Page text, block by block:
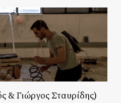
& Γιώργος Σταυρίδης)